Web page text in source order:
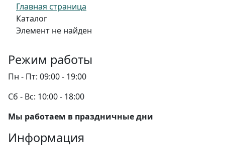
Главная страница
Каталог
Элемент не найден
Режим работы
Пн - Пт: 09:00 - 19:00
Сб - Вс: 10:00 - 18:00
Мы работаем в праздничные дни
Информация